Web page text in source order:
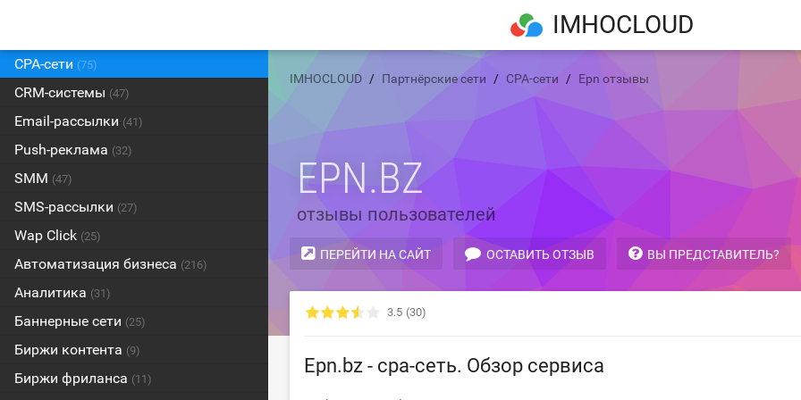
IMHOCLOUD
CPA-сети (75)
CRM-системы (47)
Email-рассылки (41)
Push-реклама (32)
SMM (47)
SMS-рассылки (27)
Wap Click (25)
Автоматизация бизнеса (216)
Аналитика (31)
Баннерные сети (25)
Биржи контента (9)
Биржи фриланса (11)
IMHOCLOUD Партнёрские сети CPA-сети Epn отзывы
EPN.BZ
отзывы пользователей
ПЕРЕЙТИ НА САЙТ ОСТАВИТЬ ОТЗЫВ ВЫ ПРЕДСТАВИТЕЛЬ?
3.5 (30)
Epn.bz - cpa-сеть. Обзор сервиса